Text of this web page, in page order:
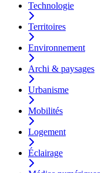
Technologie
Territoires
Environnement
Archi & paysages
Urbanisme
Mobilités
Logement
Éclairage